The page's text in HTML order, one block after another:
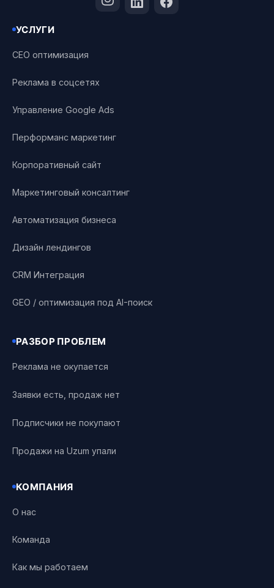
УСЛУГИ
СЕО оптимизация
Реклама в соцсетях
Управление Google Ads
Перформанс маркетинг
Корпоративный сайт
Маркетинговый консалтинг
Автоматизация бизнеса
Дизайн лендингов
CRM Интеграция
GEO / оптимизация под AI-поиск
РАЗБОР ПРОБЛЕМ
Реклама не окупается
Заявки есть, продаж нет
Подписчики не покупают
Продажи на Uzum упали
КОМПАНИЯ
О нас
Команда
Как мы работаем